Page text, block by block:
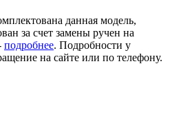
данная модель,
за счет замены ручен на
подробнее. Подробности у
на сайте или по телефону.